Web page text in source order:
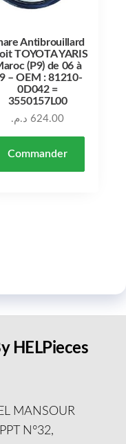
Antibrouillard
TOYOTA YARIS
(P9) de 06 à
– OEM : 81210-
0D042 =
3550157L00
624.00 د.م.
Commander
HELPieces
MANSOUR
N°32,